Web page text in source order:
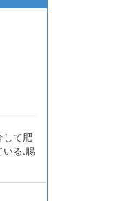
して肥
いる.腸